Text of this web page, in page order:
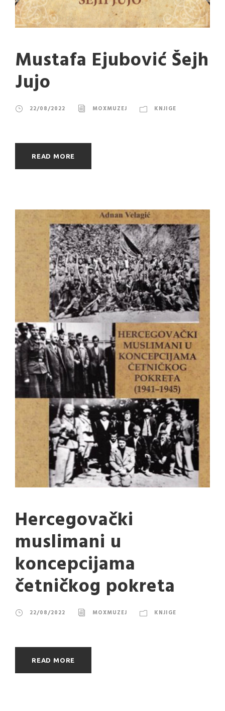
Mustafa Ejubović Šejh
Jujo
22/08/2022 MOXMUZEJ KNJIGE
READ MORE
Hercegovački
muslimani u
koncepcijama
četničkog pokreta
22/08/2022 MOXMUZEJ KNJIGE
READ MORE